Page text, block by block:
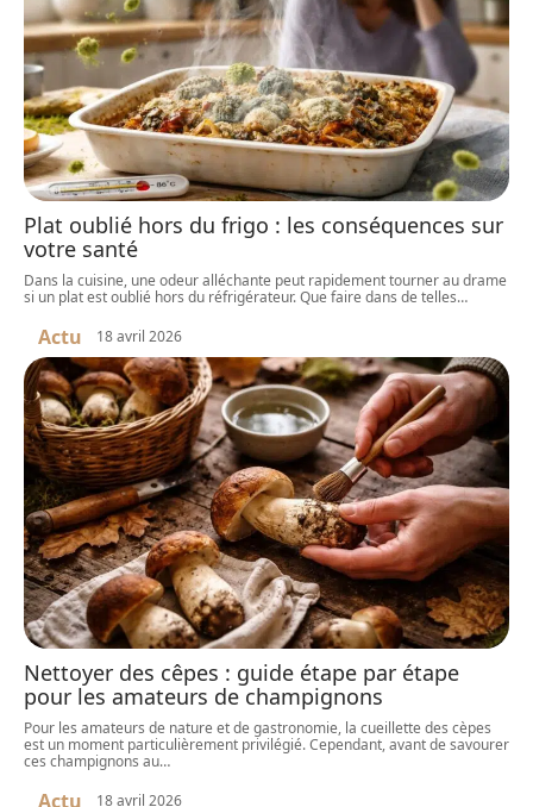
Plat oublié hors du frigo : les conséquences sur
votre santé
Dans la cuisine, une odeur alléchante peut rapidement tourner au drame
si un plat est oublié hors du réfrigérateur. Que faire dans de telles…
Actu 18 avril 2026
Nettoyer des cêpes : guide étape par étape
pour les amateurs de champignons
Pour les amateurs de nature et de gastronomie, la cueillette des cèpes
est un moment particulièrement privilégié. Cependant, avant de savourer
ces champignons au…
Actu 18 avril 2026